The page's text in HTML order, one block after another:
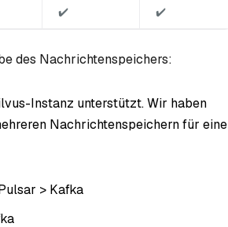
✔️ ✔️
des Nachrichtenspeichers:
Instanz unterstützt. Wir haben
Nachrichtenspeichern für eine
> Kafka